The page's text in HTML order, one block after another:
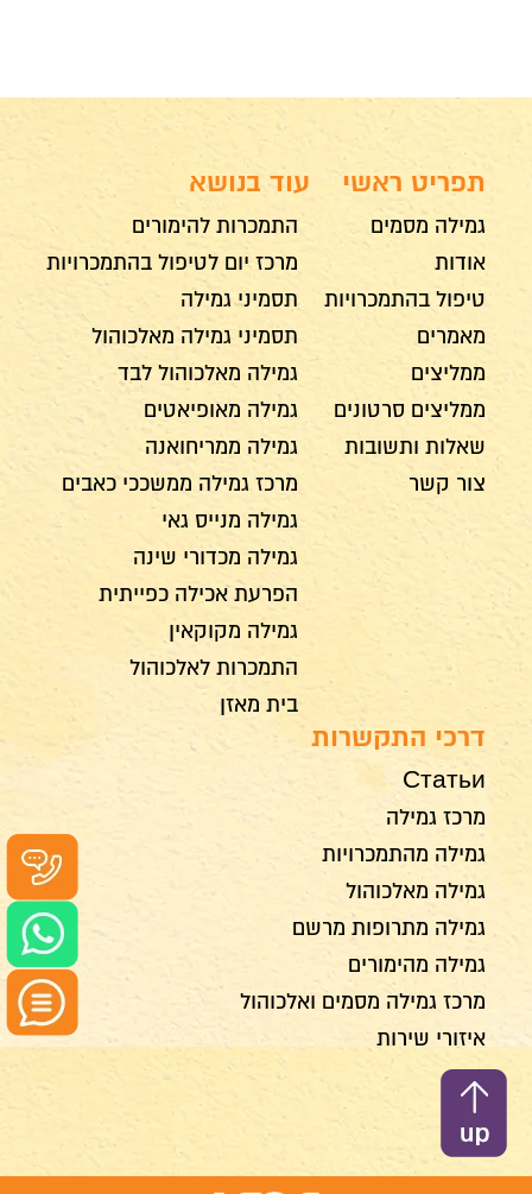
תפריט ראשי
גמילה מסמים
אודות
טיפול בהתמכרויות
מאמרים
ממליצים
ממליצים סרטונים
שאלות ותשובות
צור קשר
עוד בנושא
התמכרות להימורים
מרכז יום לטיפול בהתמכרויות
תסמיני גמילה
תסמיני גמילה מאלכוהול
גמילה מאלכוהול לבד
גמילה מאופיאטים
גמילה ממריחואנה
מרכז גמילה ממשככי כאבים
גמילה מנייס גאי
גמילה מכדורי שינה
הפרעת אכילה כפייתית
גמילה מקוקאין
התמכרות לאלכוהול
בית מאזן
דרכי התקשרות
Статьи
מרכז גמילה
גמילה מהתמכרויות
גמילה מאלכוהול
גמילה מתרופות מרשם
גמילה מהימורים
מרכז גמילה מסמים ואלכוהול
איזורי שירות